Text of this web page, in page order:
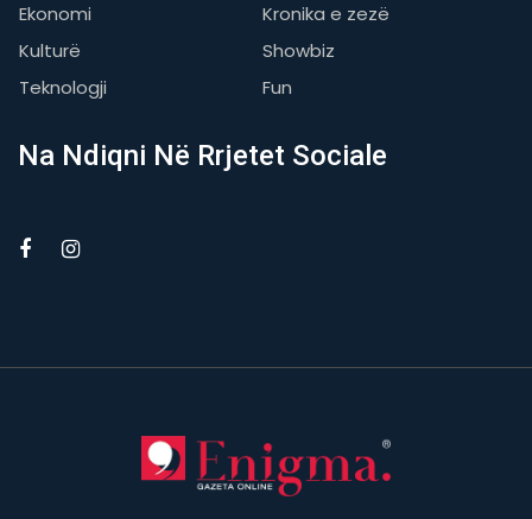
Ekonomi
Kronika e zezë
Kulturë
Showbiz
Teknologji
Fun
Na Ndiqni Në Rrjetet Sociale